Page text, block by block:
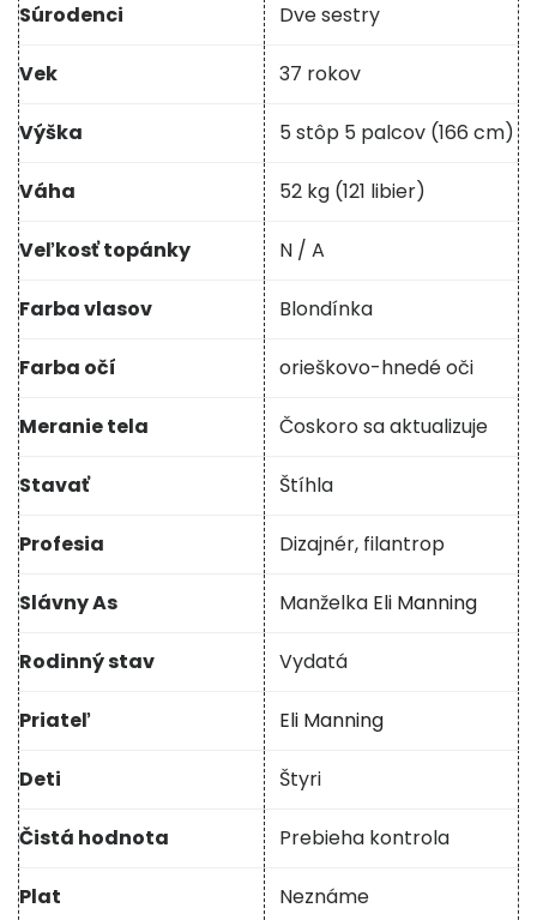
Súrodenci Dve sestry
Vek 37 rokov
Výška 5 stôp 5 palcov (166 cm)
Váha 52 kg (121 libier)
Veľkosť topánky N / A
Farba vlasov Blondínka
Farba očí orieškovo-hnedé oči
Meranie tela Čoskoro sa aktualizuje
Stavať Štíhla
Profesia Dizajnér, filantrop
Slávny As Manželka Eli Manning
Rodinný stav Vydatá
Priateľ Eli Manning
Deti Štyri
Čistá hodnota Prebieha kontrola
Plat Neznáme